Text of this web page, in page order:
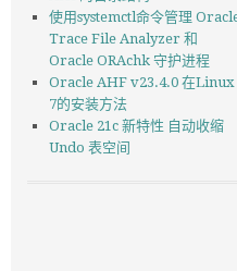
使用systemctl命令管理
Trace File Analyzer 和
Oracle ORAchk 守护进程
Oracle AHF v23.4.0 在Linux
7的安装方法
Oracle 21c 新特性 自动收缩
Undo 表空间